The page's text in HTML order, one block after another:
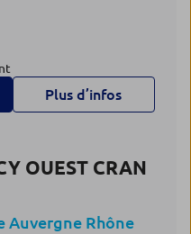
Plus d’infos
OUEST CRAN
Auvergne Rhône